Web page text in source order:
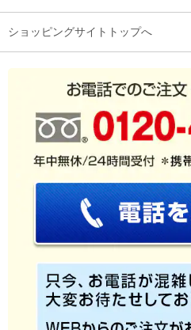
ショッピングサイトトップへ